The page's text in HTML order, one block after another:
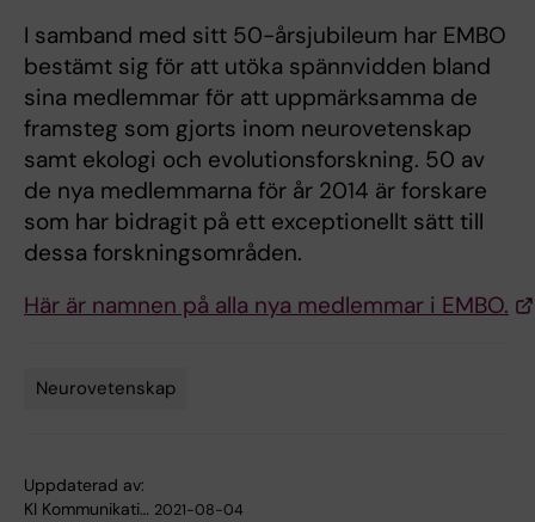
I samband med sitt 50-årsjubileum har EMBO
bestämt sig för att utöka spännvidden bland
sina medlemmar för att uppmärksamma de
framsteg som gjorts inom neurovetenskap
samt ekologi och evolutionsforskning. 50 av
de nya medlemmarna för år 2014 är forskare
som har bidragit på ett exceptionellt sätt till
dessa forskningsområden.
Här är namnen på alla nya medlemmar i EMBO.
Neurovetenskap
Uppdaterad av:
KI Kommunikati… 2021-08-04